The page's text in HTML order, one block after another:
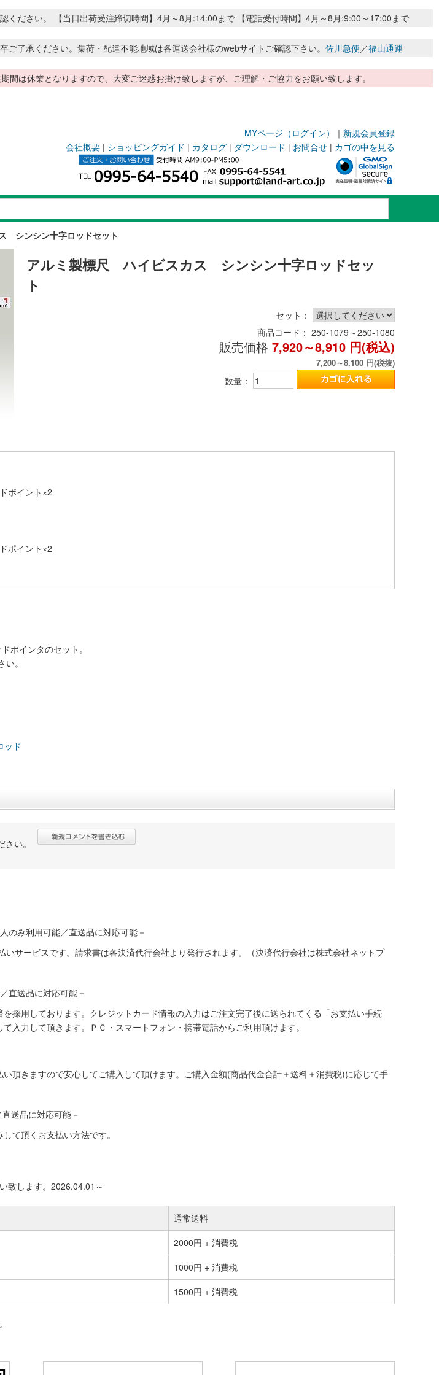
ください。 【当日出荷受注締切時間】4月～8月:14:00まで 【電話受付時間】4月～8月:9:00～17:00まで
了承ください。集荷・配達不能地域は各運送会社様のwebサイトご確認下さい。 佐川急便／福山通運
は休業となりますので、大変ご迷惑お掛け致しますが、ご理解・ご協力をお願い致します。
MYページ（ログイン） ｜ 新規会員登録
会社概要 | ショッピングガイド | カタログ | ダウンロード | お問合せ | カゴの中を見る
シンシン十字ロッドセット
アルミ製標尺 ハイビスカス シンシン十字ロッドセッ
ト
セット：
商品コード： 250-1079～250-1080
販売価格 7,920～8,910 円(税込)
7,200～8,100 円(税抜)
数量：
ポイント×2
ポイント×2
ポインタのセット。
。
ッド
い。
のみ利用可能／直送品に対応可能－
いサービスです。請求書は各決済代行会社より発行されます。（決済代行会社は株式会社ネットプ
直送品に対応可能－
採用しております。クレジットカード情報の入力はご注文完了後に送られてくる「お支払い手続
入力して頂きます。ＰＣ・スマートフォン・携帯電話からご利用頂けます。
頂きますので安心してご購入して頂けます。ご購入金額(商品代金合計＋送料＋消費税)に応じて手
送品に対応可能－
て頂くお支払い方法です。
致します。2026.04.01～
通常送料
2000円 + 消費税
1000円 + 消費税
1500円 + 消費税